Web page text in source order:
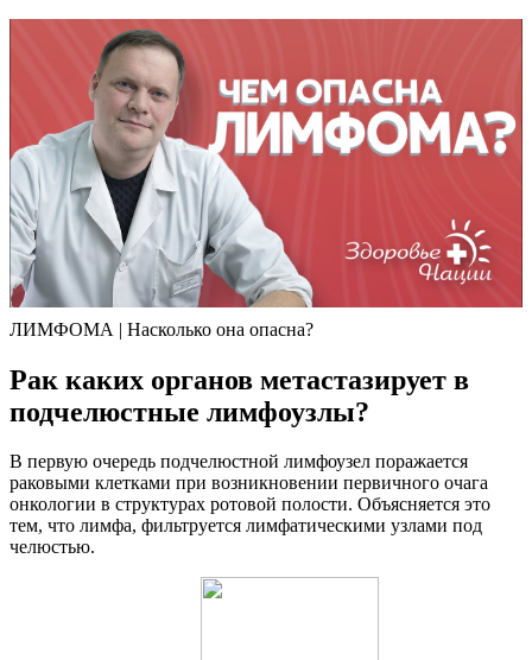
ЛИМФОМА | Насколько она опасна?
Рак каких органов метастазирует в
подчелюстные лимфоузлы?
В первую очередь подчелюстной лимфоузел поражается
раковыми клетками при возникновении первичного очага
онкологии в структурах ротовой полости. Объясняется это
тем, что лимфа, фильтруется лимфатическими узлами под
челюстью.